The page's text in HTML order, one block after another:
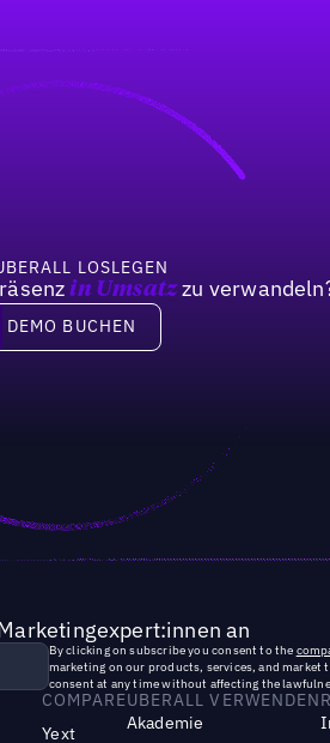
LOSLEGEN
in Umsatzzu
BUCHEN
DEMO BUCHEN
an
By clicking on subscribe you consent to the
marketing on our products, services, and market
consent at any time without affecting the
COMPARE
Yext
UBERALL VERWENDEN
Akademie